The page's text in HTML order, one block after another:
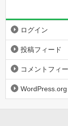
ログイン
投稿フィード
コメントフィ
WordPress.org